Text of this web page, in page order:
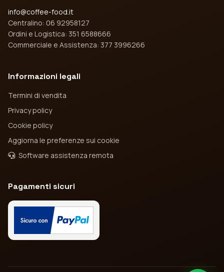
info@coffee-food.it
Centralino: 06 92958127
Ordini e Logistica: 351 6588666
Commerciale e Assistenza: 377 3996266
Informazioni legali
Termini di vendita
Privacy policy
Cookie policy
Aggiorna le preferenze sui cookie
Software assistenza remota
Pagamenti sicuri